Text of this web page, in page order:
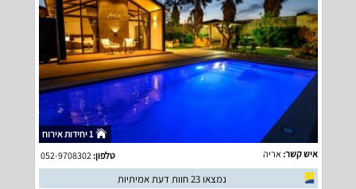
1 יחידות אירוח
איש קשר: אריה טלפון:052-9708302
נמצאו 23 חוות דעת אמיתיות